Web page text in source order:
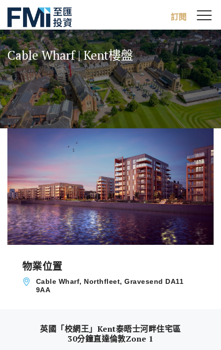
Skip
to
main
content
訂閱
Cable Wharf | Kent樓盤
物業位置
Cable Wharf, Northfleet, Gravesend DA11
9AA
英國「校網王」Kent泰晤士河畔住宅區
30分鐘直達倫敦Zone 1